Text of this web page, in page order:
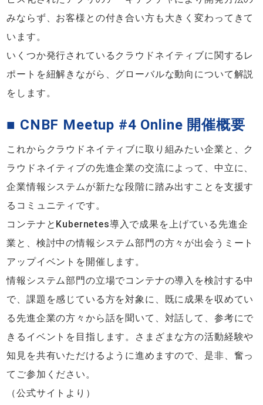
みならず、お客様との付き合い方も大きく変わってきて
います。
いくつか発行されているクラウドネイティブに関するレ
ポートを紐解きながら、グローバルな動向について解説
をします。
■ CNBF Meetup #4 Online 開催概要
これからクラウドネイティブに取り組みたい企業と、ク
ラウドネイティブの先進企業の交流によって、中⽴に、
企業情報システムが新たな段階に踏み出すことを⽀援す
るコミュニティです。
コンテナとKubernetes導入で成果を上げている先進企
業と、検討中の情報システム部門の方々が出会うミート
アップイベントを開催します。
情報システム部門の立場でコンテナの導入を検討する中
で、課題を感じている方を対象に、既に成果を収めてい
る先進企業の方々から話を聞いて、対話して、参考にで
きるイベントを目指します。さまざまな方の活動経験や
知見を共有いただけるように進めますので、是非、奮っ
てご参加ください。
（公式サイトより）